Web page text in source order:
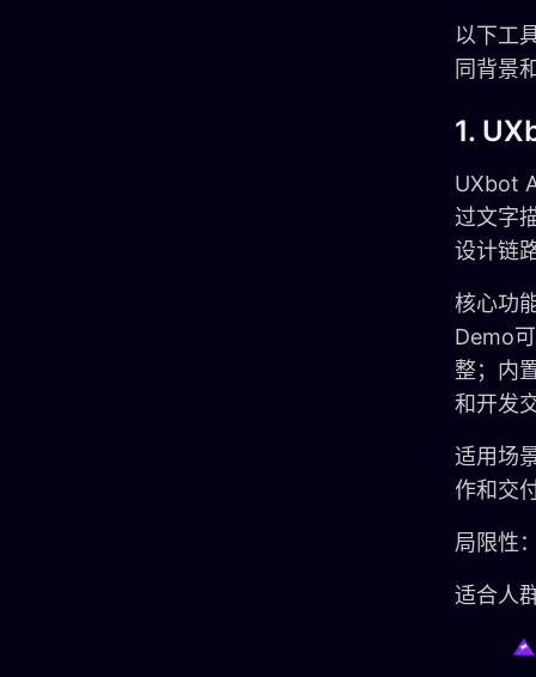
以下工
同背景
1.
UXbot
过文字
设计链
核心功
Demo
整；内
和开发
适用场
作和交
局限性
适合人